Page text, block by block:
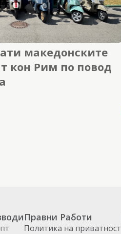
македонските
кон Рим по повод
Правни Работи
Политика на приватност